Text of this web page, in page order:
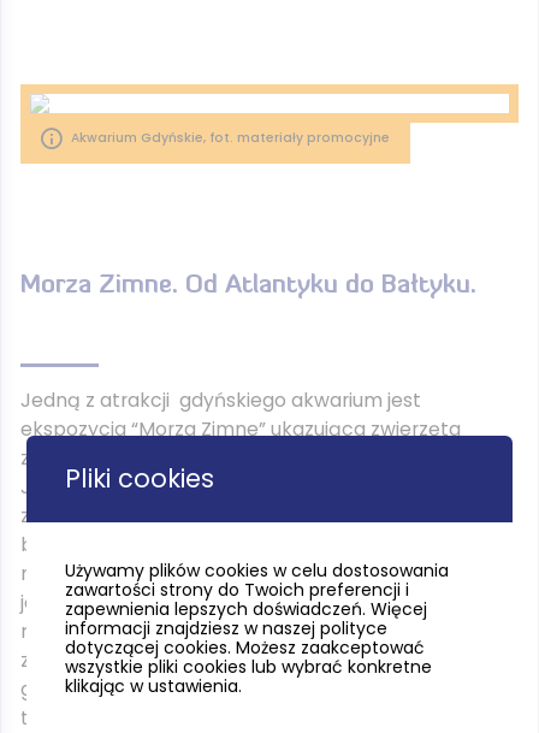
Akwarium Gdyńskie, fot. materiały promocyjne
Morza Zimne. Od Atlantyku do Bałtyku.
Jedną z atrakcji gdyńskiego akwarium jest
ekspozycja “Morza Zimne” ukazująca zwierzęta
zamieszkujące chłodne wody Atlantyku i Bałtyku.
Jest to najnowsza ekspozycja wodnego zoo,
znajdująca się pod poziomem morza. Odwiedzający
będą mieli niezwykłą okazję do odkrycia
różnorodności środowiska, które powszechnie nie
jest za takie uważane, a dynamiczne, dobrze
natlenione i pełnosłone wody północnego Atlantyku
zapewniają doskonałe warunki do życia wielu
gatunkom zwierząt i roślin. Zachęcamy do poznania
tasz, węgorzyc, belon czy orleni pospolitych.
Pliki cookies
Używamy plików cookies w celu dostosowania
zawartości strony do Twoich preferencji i
zapewnienia lepszych doświadczeń. Więcej
informacji znajdziesz w naszej polityce
dotyczącej cookies. Możesz zaakceptować
wszystkie pliki cookies lub wybrać konkretne
klikając w ustawienia.